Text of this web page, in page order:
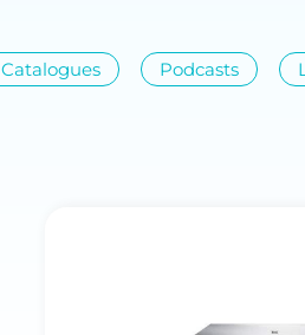
Catalogues Podcasts